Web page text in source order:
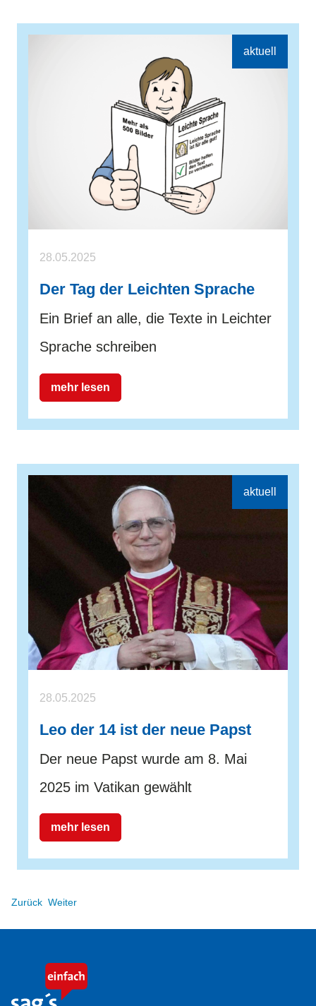
28.05.2025
Der Tag der Leichten Sprache
Ein Brief an alle, die Texte in Leichter
Sprache schreiben
mehr lesen
28.05.2025
Leo der 14 ist der neue Papst
Der neue Papst wurde am 8. Mai
2025 im Vatikan gewählt
mehr lesen
Zurück Weiter